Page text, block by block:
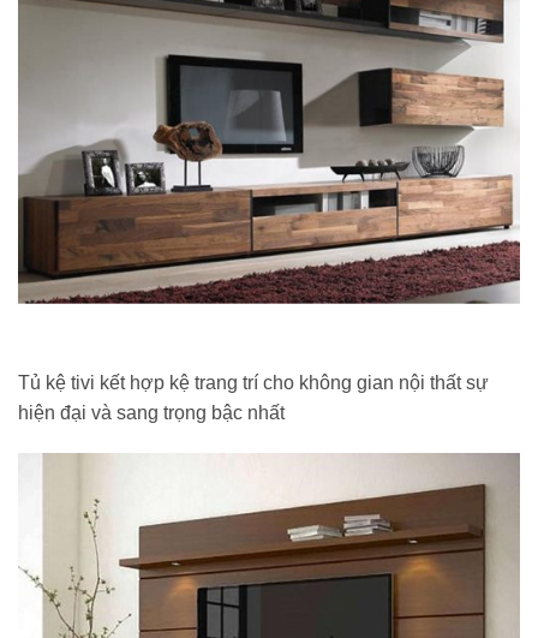
Tủ kệ tivi kết hợp kệ trang trí cho không gian nội thất sự
hiện đại và sang trọng bậc nhất